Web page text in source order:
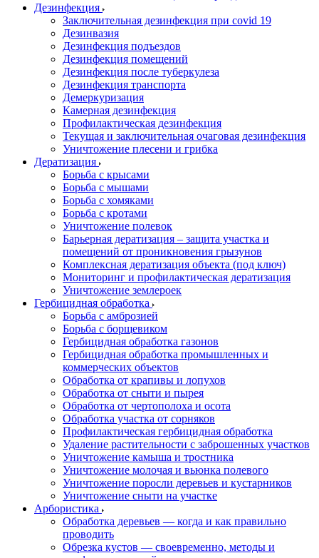
Дезинфекция
Заключительная дезинфекция при covid 19
Дезинвазия
Дезинфекция подъездов
Дезинфекция помещений
Дезинфекция после туберкулеза
Дезинфекция транспорта
Демеркуризация
Камерная дезинфекция
Профилактическая дезинфекция
Текущая и заключительная очаговая дезинфекция
Уничтожение плесени и грибка
Дератизация
Борьба с крысами
Борьба с мышами
Борьба с хомяками
Борьба с кротами
Уничтожение полевок
Барьерная дератизация – защита участка и
помещений от проникновения грызунов
Комплексная дератизация объекта (под ключ)
Мониторинг и профилактическая дератизация
Уничтожение землероек
Гербицидная обработка
Борьба с амброзией
Борьба с борщевиком
Гербицидная обработка газонов
Гербицидная обработка промышленных и
коммерческих объектов
Обработка от крапивы и лопухов
Обработка от сныти и пырея
Обработка от чертополоха и осота
Обработка участка от сорняков
Профилактическая гербицидная обработка
Удаление растительности с заброшенных участков
Уничтожение камыша и тростника
Уничтожение молочая и вьюнка полевого
Уничтожение поросли деревьев и кустарников
Уничтожение сныти на участке
Арбористика
Обработка деревьев — когда и как правильно
проводить
Обрезка кустов — своевременно, методы и